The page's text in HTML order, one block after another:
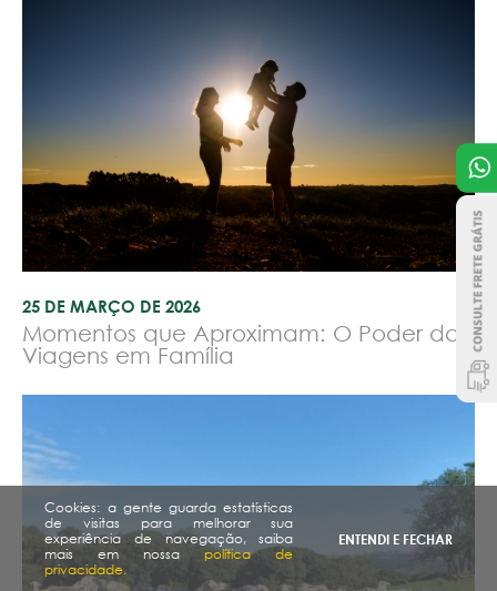
25 DE MARÇO DE 2026
Momentos que Aproximam: O Poder das
Viagens em Família
Cookies: a gente guarda estatísticas
de visitas para melhorar sua
experiência de navegação, saiba
mais em nossa política de
privacidade.
ENTENDI E FECHAR